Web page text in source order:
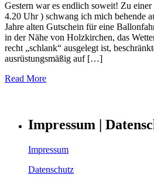
Gestern war es endlich soweit! Zu
4.20 Uhr ) schwang ich mich behende
Jahre alten Gutschein für eine
in der Nähe von Holzkirchen, das
recht „schlank“ ausgelegt ist,
ausrüstungsmäßig auf […]
Read More
Impressum |
Impressum
Datenschutz